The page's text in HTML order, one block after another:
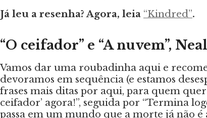
Já leu a resenha? Agora, leia “Kindred”.
“O ceifador” e “A nuvem”,
Vamos dar uma roubadinha aqui e
devoramos em sequência (e estamos
frases mais ditas por aqui, para quem quer
ceifador’ agora!”, seguida por “Termina
passa em um mundo que a morte já não é